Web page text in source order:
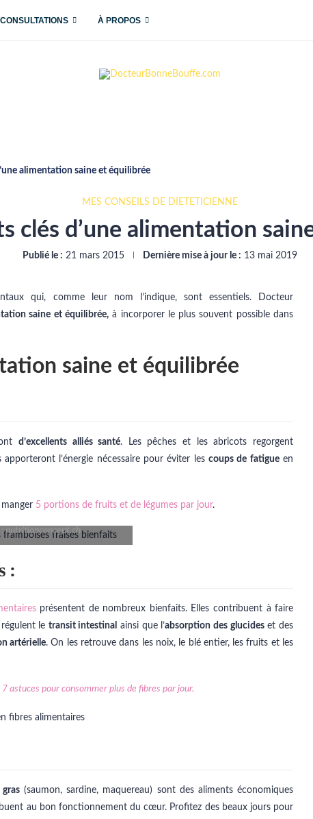
CONSULTATIONS À PROPOS
alimentation saine et équilibrée
MES CONSEILS DE DIÉTÉTICIENNE
clés d’une alimentation
Publié le : 21 mars 2015 Dernière mise à jour le : 13 mai 2019
qui, comme leur nom l’indique, sont essentiels. Docteur
saine et équilibrée,à incorporer le plus souvent possible dans
saine et équilibrée
d’excellents alliés santé. Les pêches et les abricots regorgent
apporteront l’énergie nécessaire pour éviter lescoups de fatigueen
5 portions de fruits et de légumes par jour.
: nutritionconcept.ch
:
présentent de nombreux bienfaits. Elles contribuent à faire
le transit intestinal ainsi que l’absorption des glucideset des
artérielle. On les retrouve dans les noix, le blé entier, les fruits et les
astuces pour consommer plus de fibres par jour.
gras (saumon, sardine, maquereau) sont des aliments économiques
au bon fonctionnement du cœur. Profitez des beaux jours pour